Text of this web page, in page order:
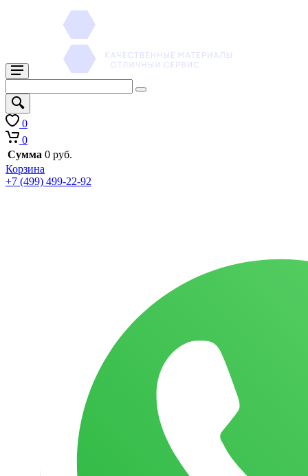
0
0
Сумма 0 руб.
Корзина
+7 (499) 499-22-92